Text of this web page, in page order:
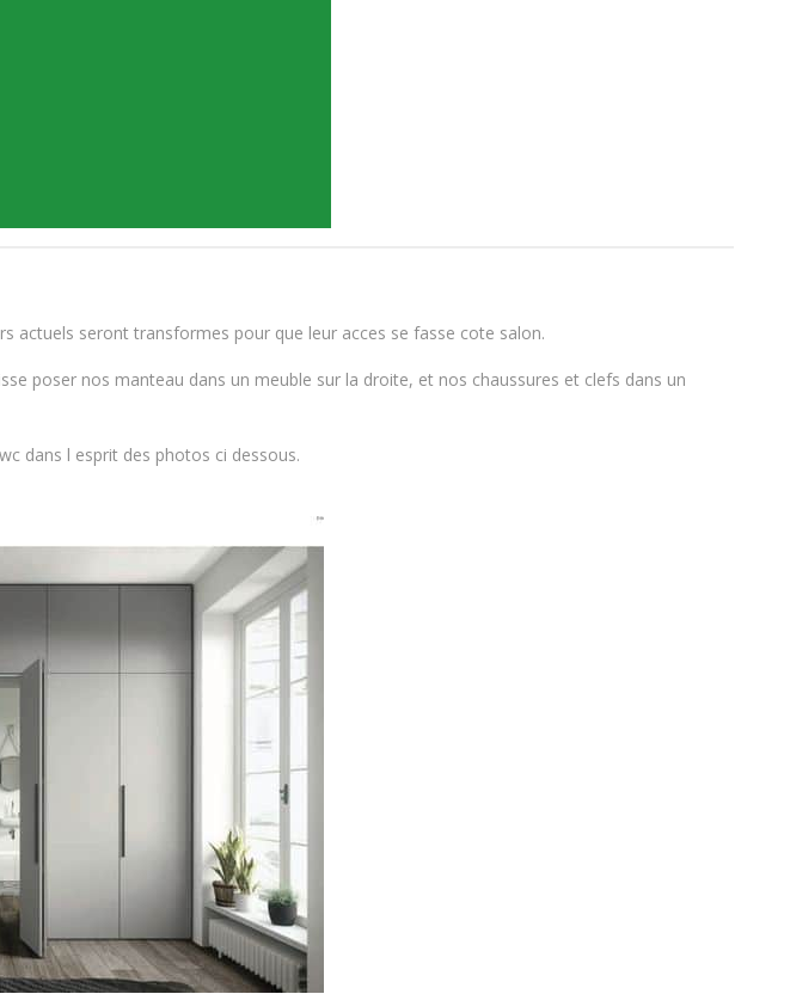
actuels seront transformes pour que leur acces se fasse cote salon.
poser nos manteau dans un meuble sur la droite, et nos chaussures et clefs dans un
dans l esprit des photos ci dessous.